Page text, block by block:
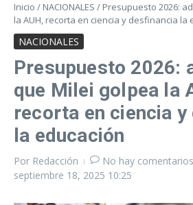
Inicio / NACIONALES / Presupuesto 2026:
la AUH, recorta en ciencia y desfinancia la
NACIONALES
Presupuesto 2026:
que Milei golpea la
recorta en ciencia
la educación
Por Redacción
No hay comentarios
septiembre 18, 2025 10:25